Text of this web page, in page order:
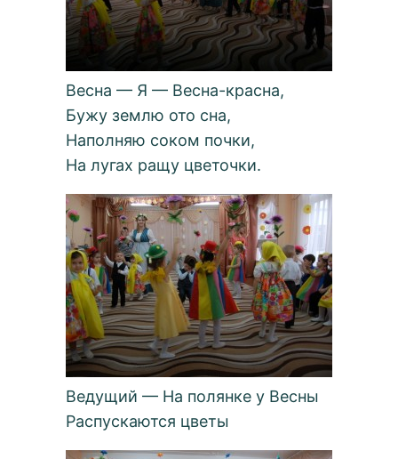
Весна — Я — Весна-красна,
Бужу землю ото сна,
Наполняю соком почки,
На лугах ращу цветочки.
Ведущий — На полянке у Весны
Распускаются цветы